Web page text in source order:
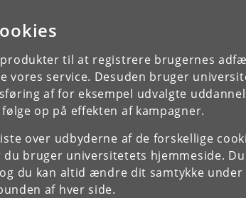
til at registrere brugernes
vores service. Desuden bruger
af for eksempel udvalgte
op på effekten af kampagner.
over udbyderne af de forskellige
bruger universitetets hjemmeside.
du kan altid ændre dit samtykke under
af hver side.